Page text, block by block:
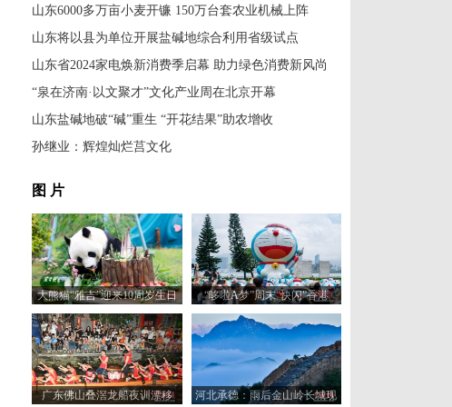
山东6000多万亩小麦开镰 150万台套农业机械上阵
山东将以县为单位开展盐碱地综合利用省级试点
山东省2024家电焕新消费季启幕 助力绿色消费新风尚
“泉在济南·以文聚才”文化产业周在北京开幕
山东盐碱地破“碱”重生 “开花结果”助农增收
孙继业：辉煌灿烂莒文化
图 片
大熊猫“雅吉”迎来10周岁生日 “哆啦A梦”周末“快闪”香港
广东佛山叠滘龙船夜训漂移
河北承德：雨后金山岭长城现